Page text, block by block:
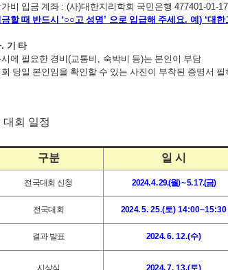
비 입금 계좌 : (사)대한지리학회 국민은행 477401-01-
할 때 반드시 ‘○○고 성명’ 으로 입급해 주세요. 예 ) ‘대한
. 기 타
에 필요한 경비(교통비 , 숙박비 등)는 본인이 부담
당일 본인임을 확인할 수 있는 사진이 부착된 증명서 필
대회 일정
구분 일 시
전국대회 신청 2024. 4. 29.(월) ~ 5. 17.(금)
전국대회 2024. 5. 25.(토) 14:00~15:30
결과 발표 2024. 6. 12.(수)
시상식 2024. 7. 13.(토)